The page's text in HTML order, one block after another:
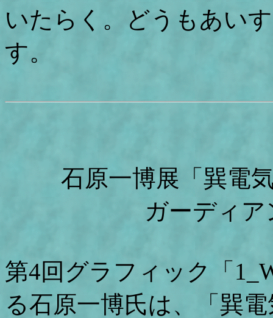
いたらく。どうもあい
す。
石原一博展「巽電
ガーディ
第4回グラフィック「
る石原一博氏は、「巽